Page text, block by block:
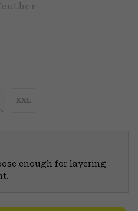
XXL
enough for layering